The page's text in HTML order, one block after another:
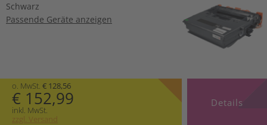
Schwarz
Passende Geräte anzeigen
o. MwSt. € 128,56
€ 152,99
inkl. MwSt.
zzgl. Versand
Details